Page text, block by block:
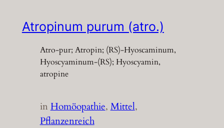
Atropinum purum (atro.)
Atro-pur; Atropin; (RS)-Hyoscaminum,
Hyoscyaminum-(RS); Hyoscyamin,
atropine
inHomöopathie, Mittel
Pflanzenreich